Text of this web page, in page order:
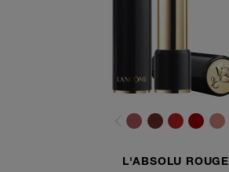
L'ABSOLU ROUGE